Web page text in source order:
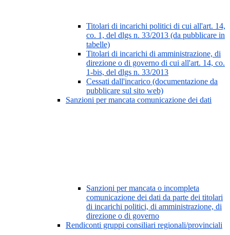
Titolari di incarichi politici di cui all'art. 14,
co. 1, del dlgs n. 33/2013 (da pubblicare in
tabelle)
Titolari di incarichi di amministrazione, di
direzione o di governo di cui all'art. 14, co.
1-bis, del dlgs n. 33/2013
Cessati dall'incarico (documentazione da
pubblicare sul sito web)
Sanzioni per mancata comunicazione dei dati
Sanzioni per mancata o incompleta
comunicazione dei dati da parte dei titolari
di incarichi politici, di amministrazione, di
direzione o di governo
Rendiconti gruppi consiliari regionali/provinciali